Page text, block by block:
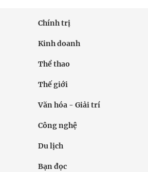
Chính trị
Kinh doanh
Thể thao
Thế giới
Văn hóa - Giải trí
Công nghệ
Du lịch
Bạn đọc